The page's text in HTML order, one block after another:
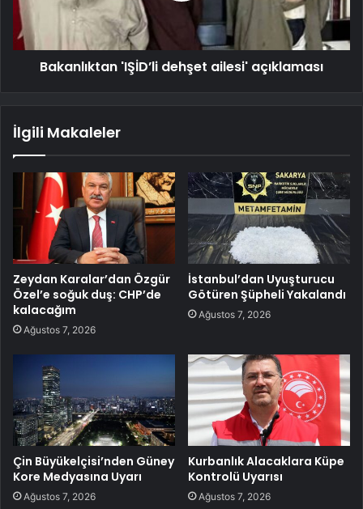
Bakanlıktan 'IŞİD’li dehşet ailesi' açıklaması
İlgili Makaleler
Zeydan Karalar’dan Özgür
Özel’e soğuk duş: CHP’de
kalacağım
Ağustos 7, 2026
İstanbul’dan Uyuşturucu
Götüren Şüpheli Yakalandı
Ağustos 7, 2026
Çin Büyükelçisi’nden Güney
Kore Medyasına Uyarı
Ağustos 7, 2026
Kurbanlık Alacaklara Küpe
Kontrolü Uyarısı
Ağustos 7, 2026